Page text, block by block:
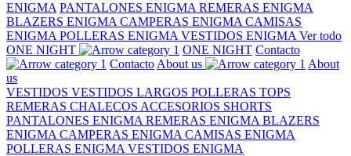
ENIGMA PANTALONES ENIGMA REMERAS ENIGMA
BLAZERS ENIGMA CAMPERAS ENIGMA CAMISAS
ENIGMA POLLERAS ENIGMA VESTIDOS ENIGMA Ver todo
ONE NIGHT
ONE NIGHT Contacto
Contacto About us
About
us
VESTIDOS VESTIDOS LARGOS POLLERAS TOPS
REMERAS CHALECOS ACCESORIOS SHORTS
PANTALONES ENIGMA REMERAS ENIGMA BLAZERS
ENIGMA CAMPERAS ENIGMA CAMISAS ENIGMA
POLLERAS ENIGMA VESTIDOS ENIGMA